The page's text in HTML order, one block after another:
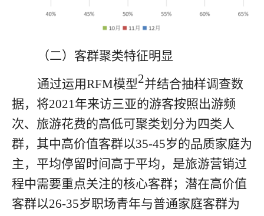
（二）客群聚类特征明显
通过运用RFM模型2并结合抽样调查数
据，将2021年来访三亚的游客按照出游频
次、旅游花费的高低可聚类划分为四类人
群，其中高价值客群以35-45岁的品质家庭为
主，平均停留时间高于平均，是旅游营销过
程中需要重点关注的核心客群；潜在高价值
客群以26-35岁职场青年与普通家庭客群为